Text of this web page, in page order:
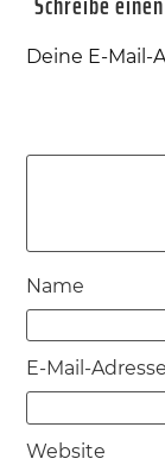
Deine E-Mail-
Name
E-Mail-Adresse
Website